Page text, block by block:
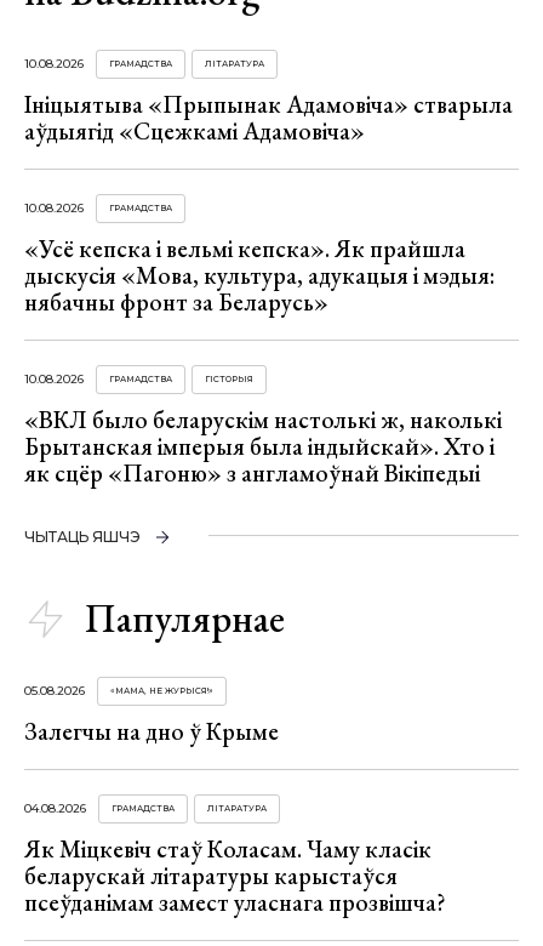
10.08.2026 ГРАМАДСТВА ЛІТАРАТУРА
Ініцыятыва «Прыпынак Адамовіча» стварыла
аўдыягід «Сцежкамі Адамовіча»
10.08.2026 ГРАМАДСТВА
«Усё кепска і вельмі кепска». Як прайшла
дыскусія «Мова, культура, адукацыя і мэдыя:
нябачны фронт за Беларусь»
10.08.2026 ГРАМАДСТВА ГІСТОРЫЯ
«ВКЛ было беларускім настолькі ж, наколькі
Брытанская імперыя была індыйскай». Хто і
як сцёр «Пагоню» з англамоўнай Вікіпедыі
ЧЫТАЦЬ ЯШЧЭ
Папулярнае
05.08.2026 «МАМА, НЕ ЖУРЫСЯ!»
Залегчы на дно ў Крыме
04.08.2026 ГРАМАДСТВА ЛІТАРАТУРА
Як Міцкевіч стаў Коласам. Чаму класік
беларускай літаратуры карыстаўся
псеўданімам замест уласнага прозвішча?